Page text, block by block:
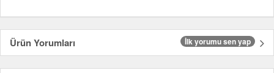
Ürün Yorumları İlk yorumu sen yap